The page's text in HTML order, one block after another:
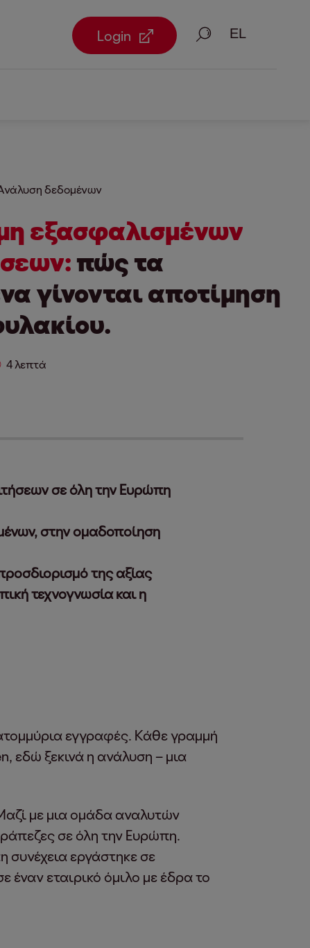
Login Αναζήτηση
δεδομένων
εξασφαλισμένων
πώς τα
γίνονται αποτίμηση
4 λεπτά
σε όλη την Ευρώπη
στην ομαδοποίηση
της αξίας
τεχνογνωσία και η
εγγραφές. Κάθε γραμμή
εδώ ξεκινά η ανάλυση – μια
με μια ομάδα αναλυτών
σε όλη την Ευρώπη.
εργάστηκε σε
εταιρικό όμιλο με έδρα το